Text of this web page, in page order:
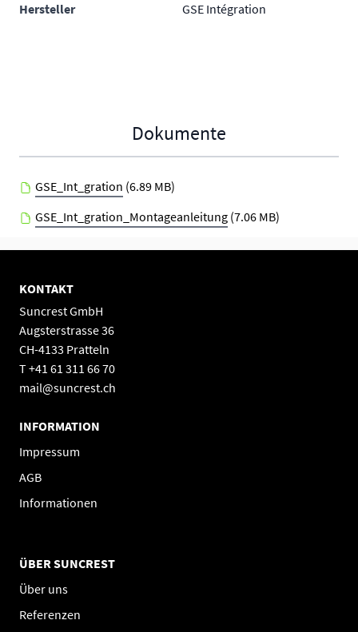
Hersteller GSE Intégration
Dokumente
GSE_Int_gration (6.89 MB)
GSE_Int_gration_Montageanleitung (7.06 MB)
KONTAKT
Suncrest GmbH
Augsterstrasse 36
CH-4133 Pratteln
T +41 61 311 66 70
mail@suncrest.ch
INFORMATION
Impressum
AGB
Informationen
ÜBER SUNCREST
Über uns
Referenzen